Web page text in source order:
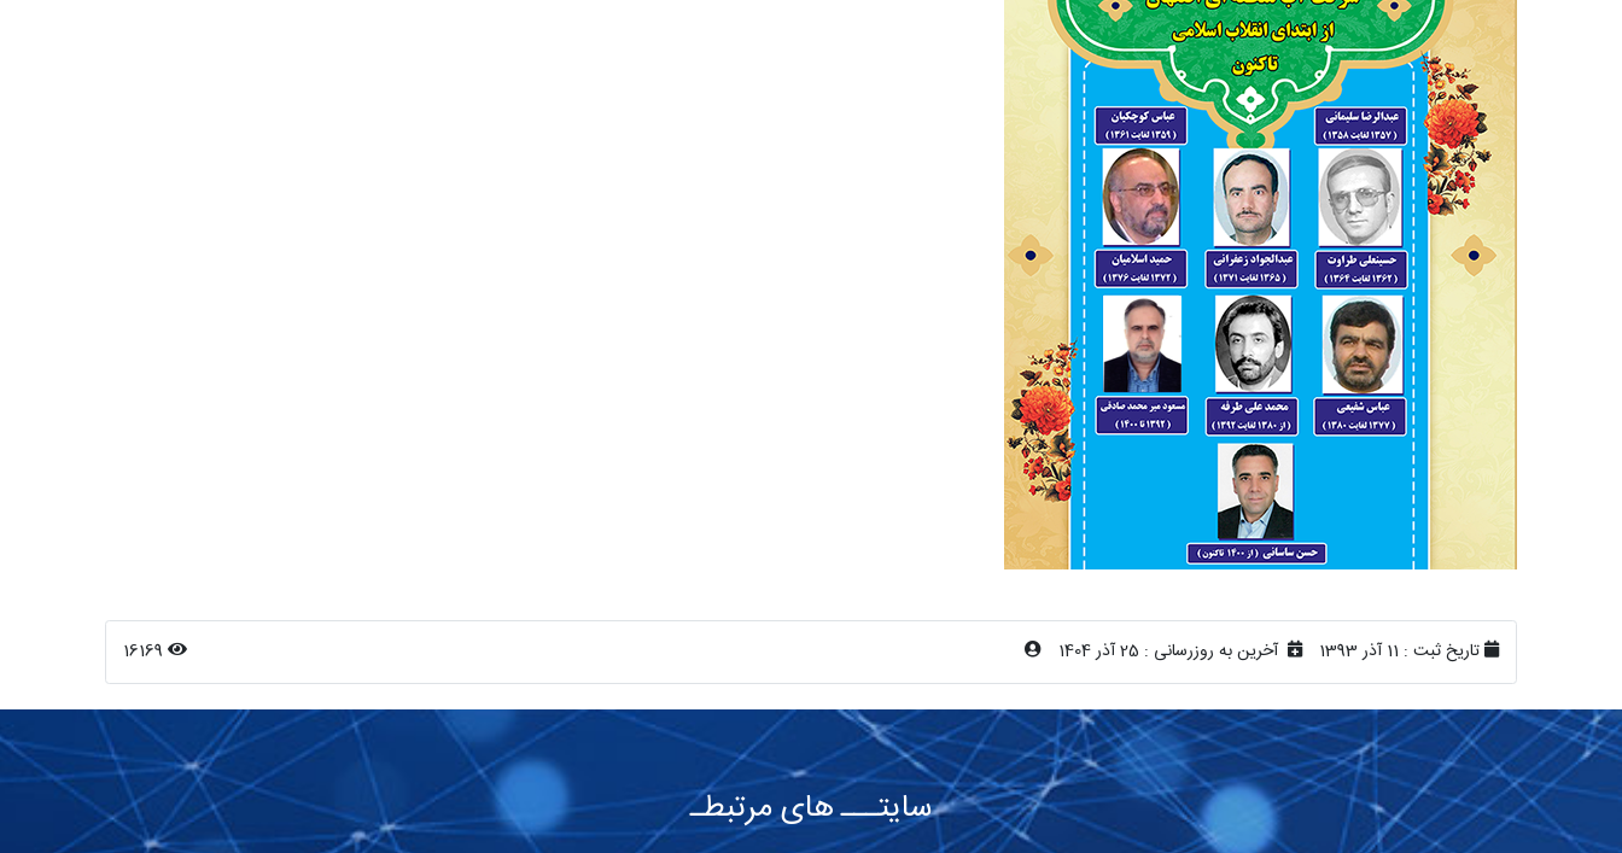
تاریخ ثبت : 11 آذر 1393 آخرین به روزرسانی : 25 آذر 1404 16169
سایتـــ های مرتبطـ